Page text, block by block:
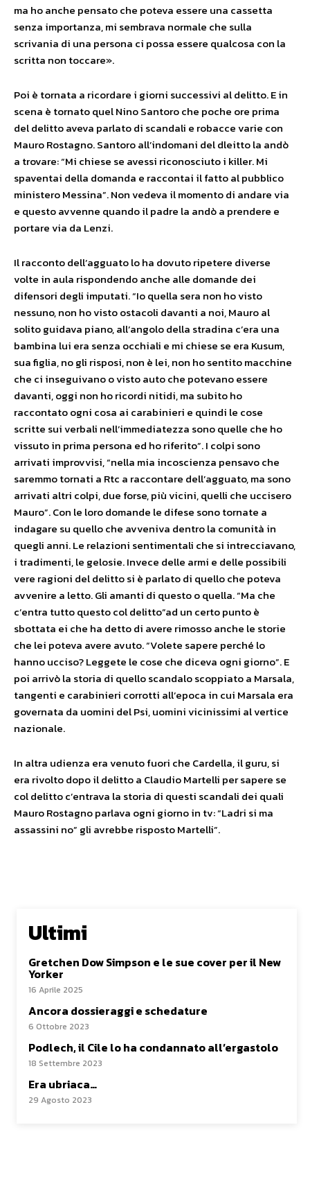
ma ho anche pensato che poteva essere una cassetta
senza importanza, mi sembrava normale che sulla
scrivania di una persona ci possa essere qualcosa con la
scritta non toccare».
Poi è tornata a ricordare i giorni successivi al delitto. E in
scena è tornato quel Nino Santoro che poche ore prima
del delitto aveva parlato di scandali e robacce varie con
Mauro Rostagno. Santoro all’indomani del dleitto la andò
a trovare: “Mi chiese se avessi riconosciuto i killer. Mi
spaventai della domanda e raccontai il fatto al pubblico
ministero Messina”. Non vedeva il momento di andare via
e questo avvenne quando il padre la andò a prendere e
portare via da Lenzi.
Il racconto dell’agguato lo ha dovuto ripetere diverse
volte in aula rispondendo anche alle domande dei
difensori degli imputati. “Io quella sera non ho visto
nessuno, non ho visto ostacoli davanti a noi, Mauro al
solito guidava piano, all’angolo della stradina c’era una
bambina lui era senza occhiali e mi chiese se era Kusum,
sua figlia, no gli risposi, non è lei, non ho sentito macchine
che ci inseguivano o visto auto che potevano essere
davanti, oggi non ho ricordi nitidi, ma subito ho
raccontato ogni cosa ai carabinieri e quindi le cose
scritte sui verbali nell’immediatezza sono quelle che ho
vissuto in prima persona ed ho riferito”. I colpi sono
arrivati improvvisi, “nella mia incoscienza pensavo che
saremmo tornati a Rtc a raccontare dell’agguato, ma sono
arrivati altri colpi, due forse, più vicini, quelli che uccisero
Mauro”. Con le loro domande le difese sono tornate a
indagare su quello che avveniva dentro la comunità in
quegli anni. Le relazioni sentimentali che si intrecciavano,
i tradimenti, le gelosie. Invece delle armi e delle possibili
vere ragioni del delitto si è parlato di quello che poteva
avvenire a letto. Gli amanti di questo o quella. “Ma che
c’entra tutto questo col delitto”ad un certo punto è
sbottata ei che ha detto di avere rimosso anche le storie
che lei poteva avere avuto. “Volete sapere perché lo
hanno ucciso? Leggete le cose che diceva ogni giorno”. E
poi arrivò la storia di quello scandalo scoppiato a Marsala,
tangenti e carabinieri corrotti all’epoca in cui Marsala era
governata da uomini del Psi, uomini vicinissimi al vertice
nazionale.
In altra udienza era venuto fuori che Cardella, il guru, si
era rivolto dopo il delitto a Claudio Martelli per sapere se
col delitto c’entrava la storia di questi scandali dei quali
Mauro Rostagno parlava ogni giorno in tv: “Ladri si ma
assassini no” gli avrebbe risposto Martelli”.
Ultimi
Gretchen Dow Simpson e le sue cover per il New
Yorker
16 Aprile 2025
Ancora dossieraggi e schedature
6 Ottobre 2023
Podlech, il Cile lo ha condannato all’ergastolo
18 Settembre 2023
Era ubriaca…
29 Agosto 2023